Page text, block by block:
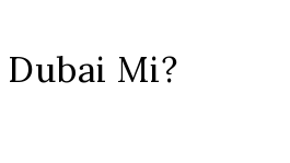
Mi?